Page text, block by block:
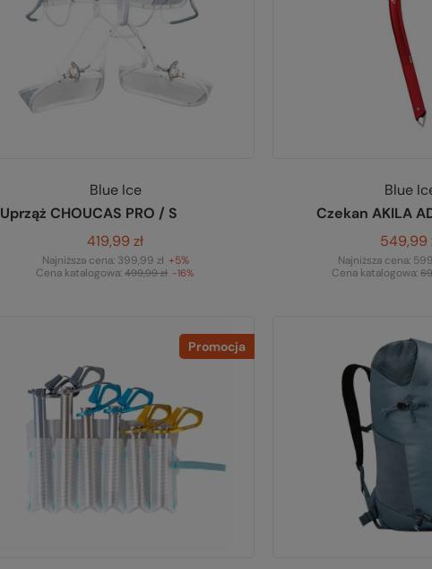
Blue Ice
Uprząż CHOUCAS PRO / S
419,99 zł
Najniższa cena: 399,99 zł +5%
Cena katalogowa:499,99 zł -16%
Blue
Czekan AKILA
549,99
Najniższa cena:
Cena katalogowa:
Promocja